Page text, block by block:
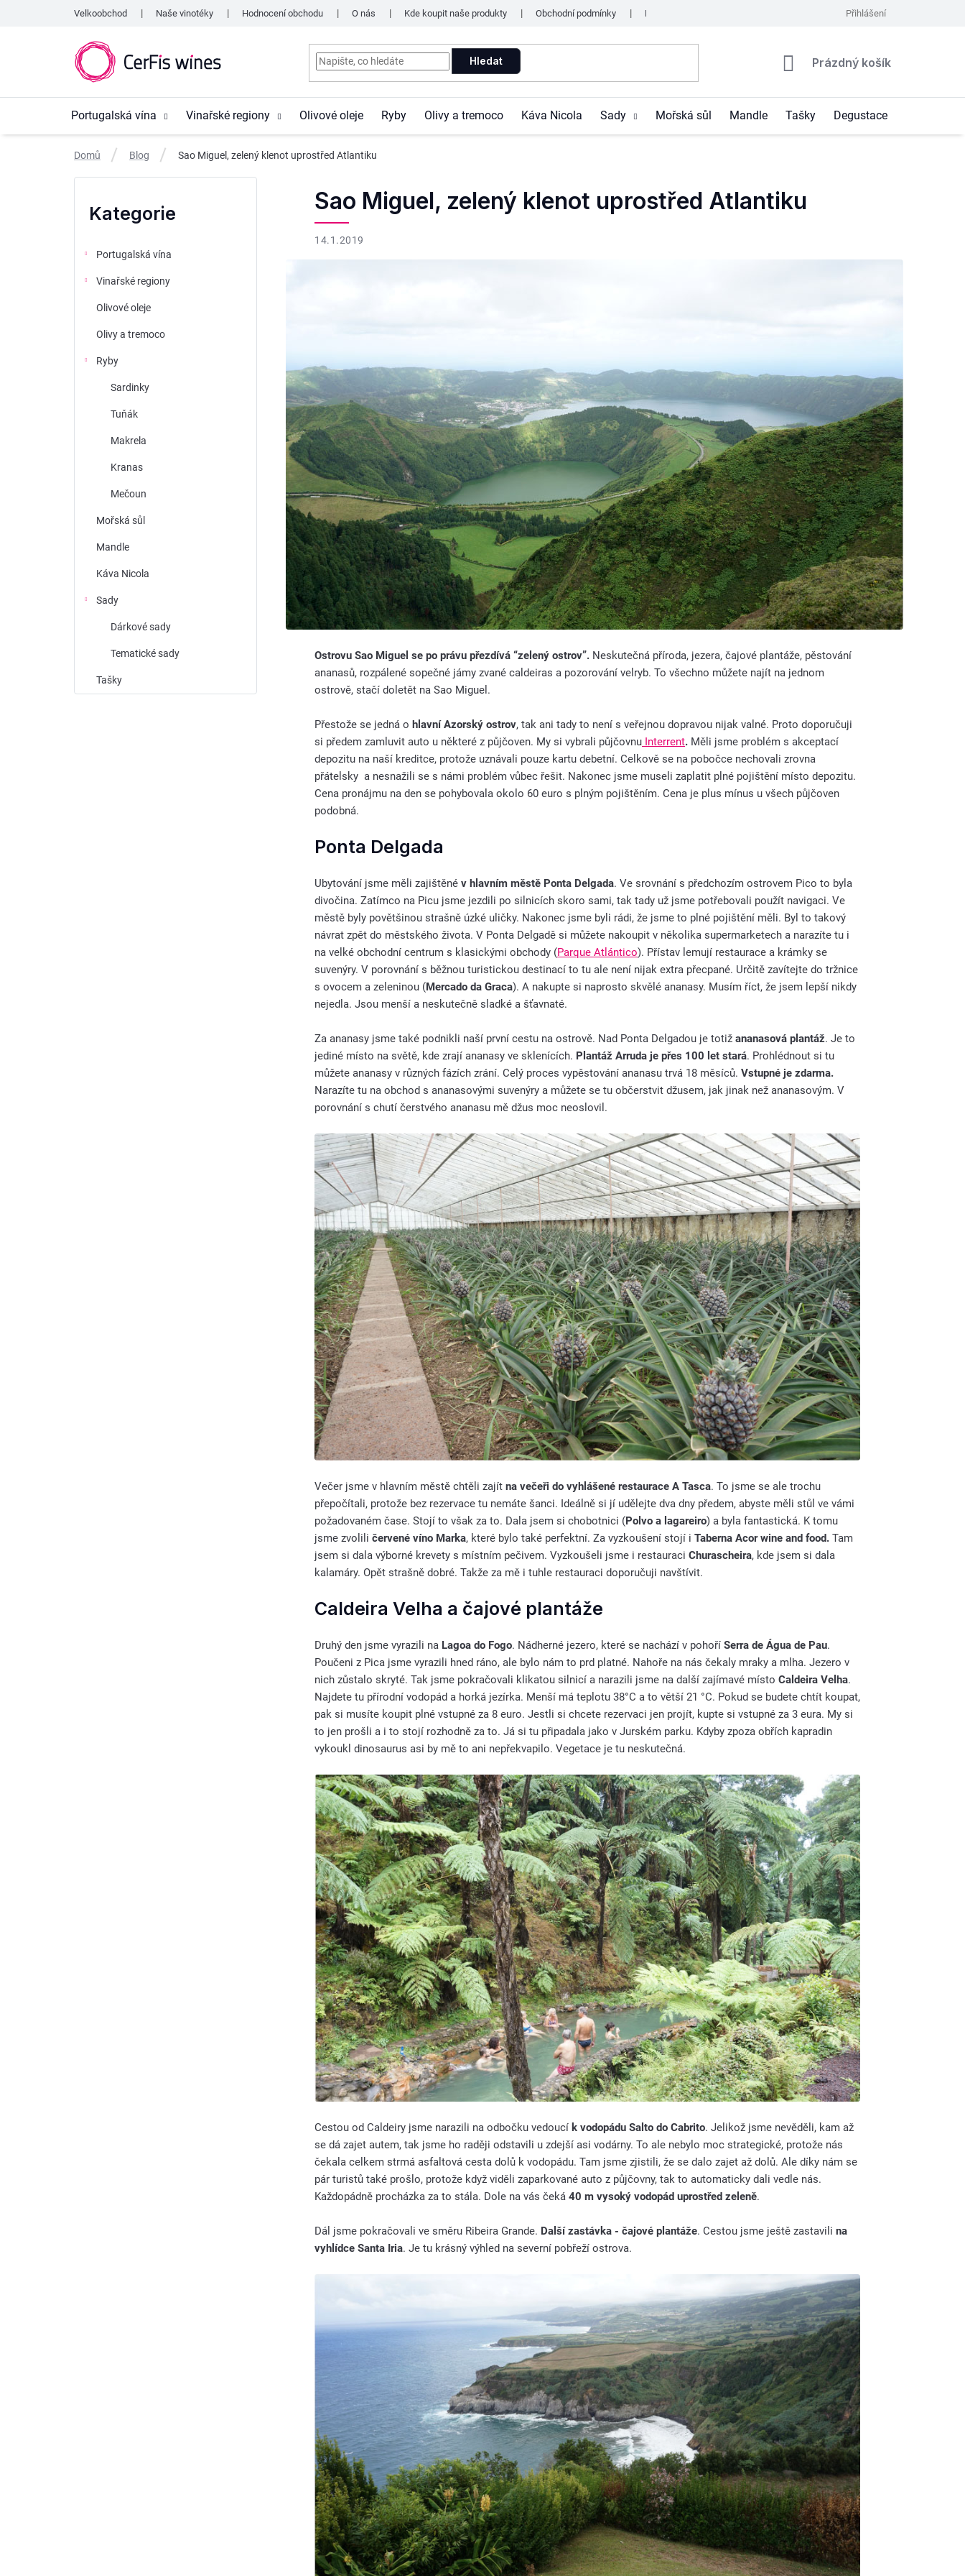
Velkoobchod Naše vinotéky Hodnocení obchodu O nás Kde koupit naše produkty Obchodní podmínky Podmínky ochrany osobních údajů Kontakty Moje objednávka
Přihlášení
Hledat
Nákupní
Prázdný košík
Portugalská vína Vinařské regiony Olivové oleje Ryby Olivy a tremoco Káva Nicola Sady Mořská sůl Mandle Tašky Degustace
Domů Blog Sao Miguel, zelený klenot uprostřed Atlantiku
kategorie
Kategorie
Portugalská vína
Vinařské regiony
Olivové oleje
Olivy a tremoco
Ryby
Sardinky
Tuňák
Makrela
Kranas
Mečoun
Mořská sůl
Mandle
Káva Nicola
Sady
Dárkové sady
Tematické sady
Tašky
Sao Miguel, zelený klenot uprostřed Atlantiku
14.1.2019
Ostrovu Sao Miguel se po právu přezdívá “zelený ostrov”. Neskutečná příroda, jezera, čajové plantáže, pěstování
ananasů, rozpálené sopečné jámy zvané caldeiras a pozorování velryb. To všechno můžete najít na jednom
ostrově, stačí doletět na Sao Miguel.
Přestože se jedná o hlavní Azorský ostrov, tak ani tady to není s veřejnou dopravou nijak valné. Proto doporučuji
si předem zamluvit auto u některé z půjčoven. My si vybrali půjčovnu Interrent. Měli jsme problém s akceptací
depozitu na naší kreditce, protože uznávali pouze kartu debetní. Celkově se na pobočce nechovali zrovna
přátelsky a nesnažili se s námi problém vůbec řešit. Nakonec jsme museli zaplatit plné pojištění místo depozitu.
Cena pronájmu na den se pohybovala okolo 60 euro s plným pojištěním. Cena je plus mínus u všech půjčoven
podobná.
Ponta Delgada
Ubytování jsme měli zajištěné v hlavním městě Ponta Delgada. Ve srovnání s předchozím ostrovem Pico to byla
divočina. Zatímco na Picu jsme jezdili po silnicích skoro sami, tak tady už jsme potřebovali použít navigaci. Ve
městě byly povětšinou strašně úzké uličky. Nakonec jsme byli rádi, že jsme to plné pojištění měli. Byl to takový
návrat zpět do městského života. V Ponta Delgadě si můžete nakoupit v několika supermarketech a narazíte tu i
na velké obchodní centrum s klasickými obchody (Parque Atlántico). Přístav lemují restaurace a krámky se
suvenýry. V porovnání s běžnou turistickou destinací to tu ale není nijak extra přecpané. Určitě zavítejte do tržnice
s ovocem a zeleninou (Mercado da Graca). A nakupte si naprosto skvělé ananasy. Musím říct, že jsem lepší nikdy
nejedla. Jsou menší a neskutečně sladké a šťavnaté.
Za ananasy jsme také podnikli naší první cestu na ostrově. Nad Ponta Delgadou je totiž ananasová plantáž. Je to
jediné místo na světě, kde zrají ananasy ve sklenících. Plantáž Arruda je přes 100 let stará. Prohlédnout si tu
můžete ananasy v různých fázích zrání. Celý proces vypěstování ananasu trvá 18 měsíců. Vstupné je zdarma.
Narazíte tu na obchod s ananasovými suvenýry a můžete se tu občerstvit džusem, jak jinak než ananasovým. V
porovnání s chutí čerstvého ananasu mě džus moc neoslovil.
Večer jsme v hlavním městě chtěli zajít na večeři do vyhlášené restaurace A Tasca. To jsme se ale trochu
přepočítali, protože bez rezervace tu nemáte šanci. Ideálně si jí udělejte dva dny předem, abyste měli stůl ve vámi
požadovaném čase. Stojí to však za to. Dala jsem si chobotnici (Polvo a lagareiro) a byla fantastická. K tomu
jsme zvolili červené víno Marka, které bylo také perfektní. Za vyzkoušení stojí i Taberna Acor wine and food. Tam
jsem si dala výborné krevety s místním pečivem. Vyzkoušeli jsme i restauraci Churascheira, kde jsem si dala
kalamáry. Opět strašně dobré. Takže za mě i tuhle restauraci doporučuji navštívit.
Caldeira Velha a čajové plantáže
Druhý den jsme vyrazili na Lagoa do Fogo. Nádherné jezero, které se nachází v pohoří Serra de Água de Pau.
Poučeni z Pica jsme vyrazili hned ráno, ale bylo nám to prd platné. Nahoře na nás čekaly mraky a mlha. Jezero v
nich zůstalo skryté. Tak jsme pokračovali klikatou silnicí a narazili jsme na další zajímavé místo Caldeira Velha.
Najdete tu přírodní vodopád a horká jezírka. Menší má teplotu 38°C a to větší 21 °C. Pokud se budete chtít koupat,
pak si musíte koupit plné vstupné za 8 euro. Jestli si chcete rezervaci jen projít, kupte si vstupné za 3 eura. My si
to jen prošli a i to stojí rozhodně za to. Já si tu připadala jako v Jurském parku. Kdyby zpoza obřích kapradin
vykoukl dinosaurus asi by mě to ani nepřekvapilo. Vegetace je tu neskutečná.
Cestou od Caldeiry jsme narazili na odbočku vedoucí k vodopádu Salto do Cabrito. Jelikož jsme nevěděli, kam až
se dá zajet autem, tak jsme ho raději odstavili u zdejší asi vodárny. To ale nebylo moc strategické, protože nás
čekala celkem strmá asfaltová cesta dolů k vodopádu. Tam jsme zjistili, že se dalo zajet až dolů. Ale díky nám se
pár turistů také prošlo, protože když viděli zaparkované auto z půjčovny, tak to automaticky dali vedle nás.
Každopádně procházka za to stála. Dole na vás čeká 40 m vysoký vodopád uprostřed zeleně.
Dál jsme pokračovali ve směru Ribeira Grande. Další zastávka - čajové plantáže. Cestou jsme ještě zastavili na
vyhlídce Santa Iria. Je tu krásný výhled na severní pobřeží ostrova.